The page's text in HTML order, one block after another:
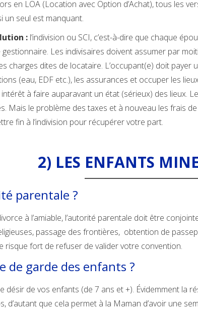
en LOA (Location avec Option d’Achat), tous les
un seul est manquant.
: l’indivision ou SCI, c’est-à-dire que chaque
gestionnaire. Les indivisaires doivent assumer par
charges dites de locataire. L’occupant(e) doit payer
(eau, EDF etc.), les assurances et occuper les
à faire auparavant un état (sérieux) des lieux.
Mais le problème des taxes et à nouveau les frais
fin à l’indivision pour récupérer votre part.
2) LES ENFANTS
parentale ?
à l’amiable, l’autorité parentale doit être
passage des frontières, obtention de
risque fort de refuser de valider votre convention.
de garde des enfants ?
désir de vos enfants (de 7 ans et +). Évidemment la
d’autant que cela permet à la Maman d’avoir une